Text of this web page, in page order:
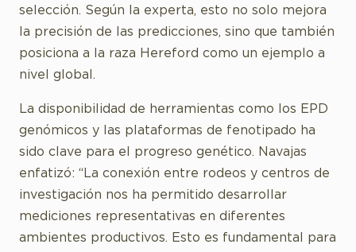
selección. Según la experta, esto no solo mejora
la precisión de las predicciones, sino que también
posiciona a la raza Hereford como un ejemplo a
nivel global.
La disponibilidad de herramientas como los EPD
genómicos y las plataformas de fenotipado ha
sido clave para el progreso genético. Navajas
enfatizó: “La conexión entre rodeos y centros de
investigación nos ha permitido desarrollar
mediciones representativas en diferentes
ambientes productivos. Esto es fundamental para